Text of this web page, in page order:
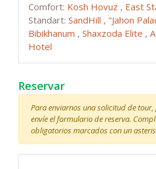
Comfort: Kosh Hovuz , East
Standart: SandHill , "Jahon
Bibikhanum , Shaxzoda Elite ,
Hotel
Reservar
Para enviarnos una solicitud de
envíe el formulario de reserva.
obligatorios marcados con un